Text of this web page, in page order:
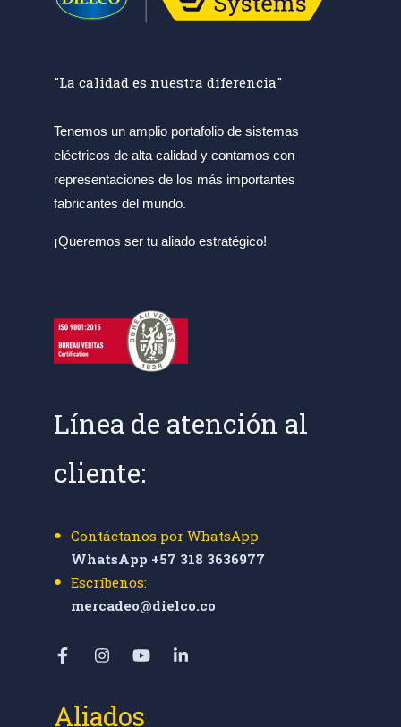
"La calidad es nuestra diferencia"
Tenemos un amplio portafolio de sistemas
eléctricos de alta calidad y contamos con
representaciones de los más importantes
fabricantes del mundo.
¡Queremos ser tu aliado estratégico!
Línea de atención al
cliente:
Contáctanos por WhatsApp
WhatsApp +57 318 3636977
Escríbenos:
mercadeo@dielco.co
Aliados